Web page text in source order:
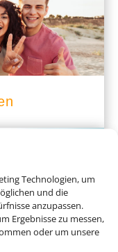
Technologien, um
und die
anzupassen.
Ergebnisse zu messen,
oder um unsere